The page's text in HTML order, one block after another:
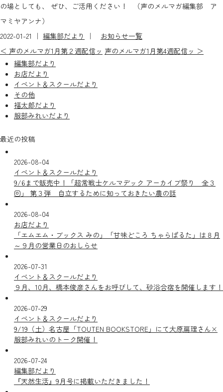
の場としても、 ぜひ、ご活用ください！ （声のメルマガ編集部 ア
マミヤアンナ）
2022-01-21 ｜ 編集部だより ｜ お知らせ一覧
＜ 声のメルマガ1月第２週配信ッ 声のメルマガ1月第4週配信ッ ＞
編集部だより
お店だより
イベント＆スクールだより
その他
福太郎だより
服部みれいだより
最近の投稿
2026-08-04
イベント＆スクールだより
9/6まで販売中！「超常戦士ケルマデック アーカイブ祭り 全３
回」 第３弾 自立するために知っておきたい農の話
2026-08-04
お店だより
「エムエム・ブックス みの」「甘味どころ ちゃらぱるた」は８月
～９月の営業日のおしらせ
2026-07-31
イベント＆スクールだより
９月、10月、橋本俊彦さんをお呼びして、砂浴合宿を開催します！
2026-07-29
イベント＆スクールだより
9/19（土）名古屋「TOUTEN BOOKSTORE」にて大原扁理さん×
服部みれいのトーク開催！
2026-07-24
編集部だより
『天然生活』9月号に掲載いただきました！